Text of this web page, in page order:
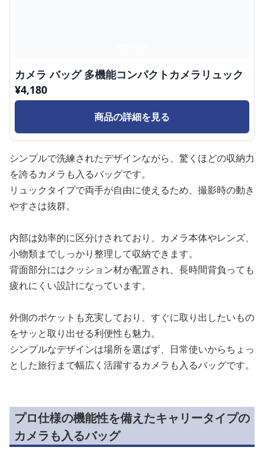
カメラ バッグ 多機能コンパクトカメラリュック
¥4,180
商品の詳細を見る
シンプルで洗練されたデザインながら、驚くほどの収納力
を誇るカメラも入るバッグです。
リュックタイプで両手が自由に使えるため、撮影時の動き
やすさは抜群。
内部は効率的に区分けされており、カメラ本体やレンズ、
小物類までしっかり整理して収納できます。
背面部分にはクッション材が配置され、長時間背負っても
疲れにくい設計になっています。
外側のポケットも充実しており、すぐに取り出したいもの
をサッと取り出せる利便性も魅力。
シンプルなデザインは場所を選ばず、日常使いからちょっ
とした旅行まで幅広く活躍するカメラも入るバッグです。
プロ仕様の機能性を備えたキャリータイプの
カメラも入るバッグ